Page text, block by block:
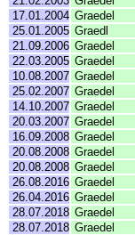
17.01.2004 Graedel
25.01.2005 Graedl
21.09.2006 Graedel
22.03.2005 Graedel
10.08.2007 Graedel
25.02.2007 Graedel
14.10.2007 Graedel
20.03.2007 Graedel
16.09.2008 Graedel
20.08.2008 Graedel
20.08.2008 Graedel
26.08.2016 Graedel
26.04.2016 Graedel
28.07.2018 Graedel
28.07.2018 Graedel